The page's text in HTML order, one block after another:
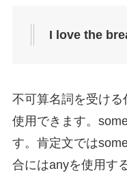
I love the
不可算名詞を受ける
使用できます。
す。肯定文では
合にはanyを使用す